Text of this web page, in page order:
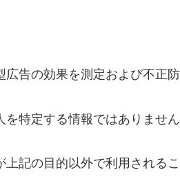
広告の効果を測定および不正
を特定する情報ではありません
上記の目的以外で利用される